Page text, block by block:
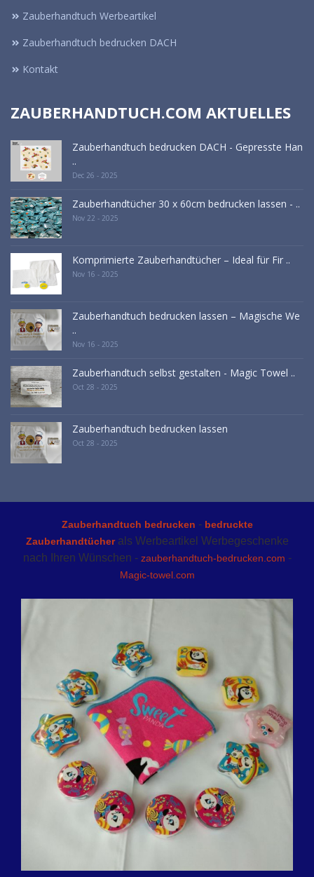
Zauberhandtuch Werbeartikel
Zauberhandtuch bedrucken DACH
Kontakt
ZAUBERHANDTUCH.COM AKTUELLES
Zauberhandtuch bedrucken DACH - Gepresste Han
..
Dec 26 - 2025
Zauberhandtücher 30 x 60cm bedrucken lassen - ..
Nov 22 - 2025
Komprimierte Zauberhandtücher – Ideal für Fir ..
Nov 16 - 2025
Zauberhandtuch bedrucken lassen – Magische We
..
Nov 16 - 2025
Zauberhandtuch selbst gestalten - Magic Towel ..
Oct 28 - 2025
Zauberhandtuch bedrucken lassen
Oct 28 - 2025
Zauberhandtuch bedrucken - bedruckte
Zauberhandtücherals Werbeartikel Werbegeschenke
nach Ihren Wünschen - zauberhandtuch-bedrucken.com -
Magic-towel.com